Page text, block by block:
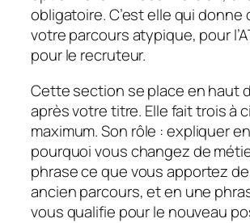
obligatoire. C’est elle qui donne
votre parcours atypique, pour
pour le recruteur.
Cette section se place en haut
après votre titre. Elle fait trois à
maximum. Son rôle : expliquer
pourquoi vous changez de
phrase ce que vous apportez
ancien parcours, et en une
vous qualifie pour le nouveau